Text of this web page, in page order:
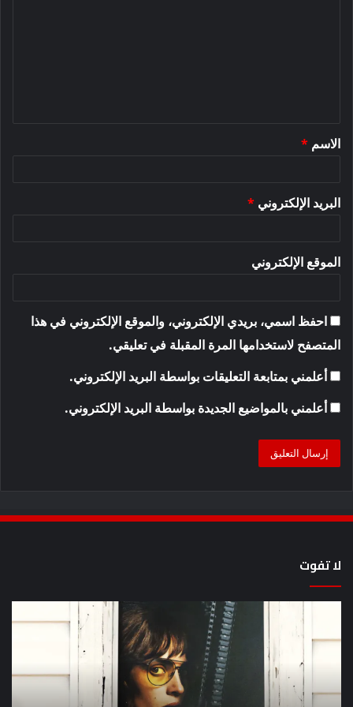
*
الاسم *
البريد الإلكتروني *
الموقع الإلكتروني
احفظ اسمي، بريدي الإلكتروني، والموقع الإلكتروني في هذا
المتصفح لاستخدامها المرة المقبلة في تعليقي.
أعلمني بمتابعة التعليقات بواسطة البريد الإلكتروني.
أعلمني بالمواضيع الجديدة بواسطة البريد الإلكتروني.
لا تفوت
الذي
أخرى